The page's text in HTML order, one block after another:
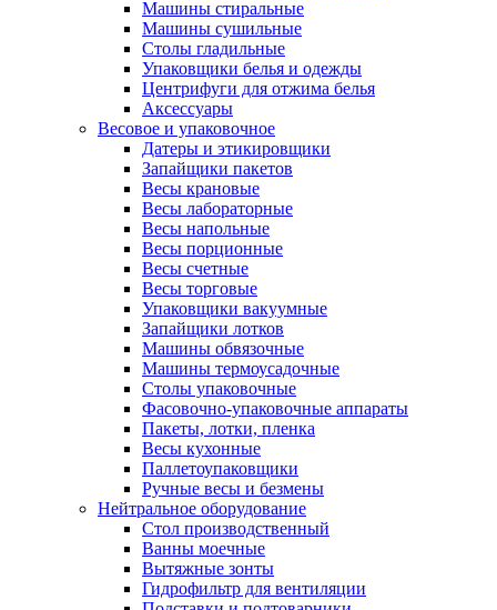
Машины стиральные
Машины сушильные
Столы гладильные
Упаковщики белья и одежды
Центрифуги для отжима белья
Аксессуары
Весовое и упаковочное
Датеры и этикировщики
Запайщики пакетов
Весы крановые
Весы лабораторные
Весы напольные
Весы порционные
Весы счетные
Весы торговые
Упаковщики вакуумные
Запайщики лотков
Машины обвязочные
Машины термоусадочные
Столы упаковочные
Фасовочно-упаковочные аппараты
Пакеты, лотки, пленка
Весы кухонные
Паллетоупаковщики
Ручные весы и безмены
Нейтральное оборудование
Cтол производственный
Ванны моечные
Вытяжные зонты
Гидрофильтр для вентиляции